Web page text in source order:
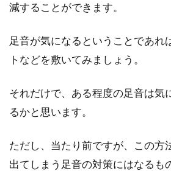
減することができます。
足音が気になるということであれ
トなどを敷いてみましょう。
それだけで、ある程度の足音は気
るかと思います。
ただし、当たり前ですが、この方
出てしまう足音の対策にはなるも